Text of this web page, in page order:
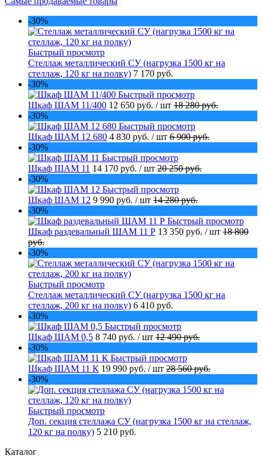
-30%
Быстрый просмотр
Стеллаж металлический СУ (нагрузка 1500 кг на
стеллаж, 120 кг на полку) 7 170 руб.
-30%
Быстрый просмотр
Шкаф ШАМ 11/400 12 650 руб. / шт 18 280 руб.
-30%
Быстрый просмотр
Шкаф ШАМ 12 680 4 830 руб. / шт 6 900 руб.
-30%
Быстрый просмотр
Шкаф ШАМ 11 14 170 руб. / шт 20 250 руб.
-30%
Быстрый просмотр
Шкаф ШАМ 12 9 990 руб. / шт 14 280 руб.
-30%
Быстрый просмотр
Шкаф раздевальный ШАМ 11 Р 13 350 руб. / шт 18 800
руб.
-30%
Быстрый просмотр
Стеллаж металлический СУ (нагрузка 1500 кг на
стеллаж, 200 кг на полку) 6 410 руб.
-30%
Быстрый просмотр
Шкаф ШАМ 0,5 8 740 руб. / шт 12 490 руб.
-30%
Быстрый просмотр
Шкаф ШАМ 11 К 19 990 руб. / шт 28 560 руб.
-30%
Быстрый просмотр
Доп. секция стеллажа СУ (нагрузка 1500 кг на стеллаж,
120 кг на полку) 5 210 руб.
Каталог